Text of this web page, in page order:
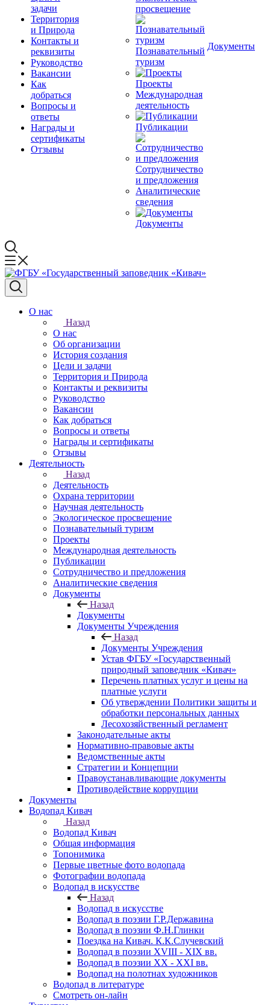
задачи
Территория
и Природа
Контакты и
реквизиты
Руководство
Вакансии
Как
добраться
Вопросы и
ответы
Награды и
сертификаты
Отзывы
просвещение
Познавательный
туризм
Проекты
Международная
деятельность
Публикации
Сотрудничество
и предложения
Аналитические
сведения
Документы
Документы
О нас
Назад
О нас
Об организации
История создания
Цели и задачи
Территория и Природа
Контакты и реквизиты
Руководство
Вакансии
Как добраться
Вопросы и ответы
Награды и сертификаты
Отзывы
Деятельность
Назад
Деятельность
Охрана территории
Научная деятельность
Экологическое просвещение
Познавательный туризм
Проекты
Международная деятельность
Публикации
Сотрудничество и предложения
Аналитические сведения
Документы
Назад
Документы
Документы Учреждения
Назад
Документы Учреждения
Устав ФГБУ «Государственный
природный заповедник «Кивач»
Перечень платных услуг и цены на
платные услуги
Об утверждении Политики защиты и
обработки персональных данных
Лесохозяйственный регламент
Законодательные акты
Нормативно-правовые акты
Ведомственные акты
Стратегии и Концепции
Правоустанавливающие документы
Противодействие коррупции
Документы
Водопад Кивач
Назад
Водопад Кивач
Общая информация
Топонимика
Первые цветные фото водопада
Фотографии водопада
Водопад в искусстве
Назад
Водопад в искусстве
Водопад в поэзии Г.Р.Державина
Водопад в поэзии Ф.Н.Глинки
Поездка на Кивач. К.К.Случевский
Водопад в поэзии XVIII - XIX вв.
Водопад в поэзии XX - XXI вв.
Водопад на полотнах художников
Водопад в литературе
Смотреть он-лайн